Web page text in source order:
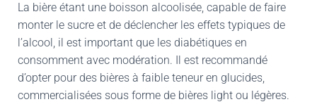
La bière étant une boisson alcoolisée, capable de faire
monter le sucre et de déclencher les effets typiques de
l’alcool, il est important que les diabétiques en
consomment avec modération. Il est recommandé
d’opter pour des bières à faible teneur en glucides,
commercialisées sous forme de bières light ou légères.